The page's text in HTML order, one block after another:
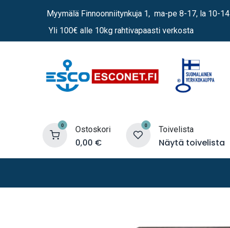
Myymälä Finnoonniitynkuja 1, ma-pe 8-17, la 10-14
Yli 100€ alle 10kg rahtivapaasti verkosta
0 Ostoskori
0,00 €
0 Toivelista
Näytä toivelista